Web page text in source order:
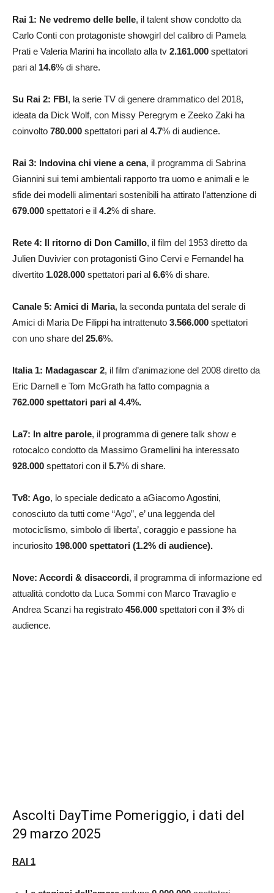
Rai 1: Ne vedremo delle belle, il talent show condotto da
Carlo Conti con protagoniste showgirl del calibro di Pamela
Prati e Valeria Marini ha incollato alla tv 2.161.000 spettatori
pari al 14.6% di share.
Su Rai 2: FBI, la serie TV di genere drammatico del 2018,
ideata da Dick Wolf, con Missy Peregrym e Zeeko Zaki ha
coinvolto 780.000 spettatori pari al 4.7% di audience.
Rai 3: Indovina chi viene a cena, il programma di Sabrina
Giannini sui temi ambientali rapporto tra uomo e animali e le
sfide dei modelli alimentari sostenibili ha attirato l’attenzione di
679.000 spettatori e il 4.2% di share.
Rete 4: Il ritorno di Don Camillo, il film del 1953 diretto da
Julien Duvivier con protagonisti Gino Cervi e Fernandel ha
divertito 1.028.000 spettatori pari al 6.6% di share.
Canale 5: Amici di Maria, la seconda puntata del serale di
Amici di Maria De Filippi ha intrattenuto 3.566.000 spettatori
con uno share del 25.6%.
Italia 1: Madagascar 2, il film d’animazione del 2008 diretto da
Eric Darnell e Tom McGrath ha fatto compagnia a
762.000 spettatori pari al 4.4%.
La7: In altre parole, il programma di genere talk show e
rotocalco condotto da Massimo Gramellini ha interessato
928.000 spettatori con il 5.7% di share.
Tv8: Ago, lo speciale dedicato a aGiacomo Agostini,
conosciuto da tutti come “Ago”, e’ una leggenda del
motociclismo, simbolo di liberta’, coraggio e passione ha
incuriosito 198.000 spettatori (1.2% di audience).
Nove: Accordi & disaccordi, il programma di informazione ed
attualità condotto da Luca Sommi con Marco Travaglio e
Andrea Scanzi ha registrato 456.000 spettatori con il 3% di
audience.
Ascolti DayTime Pomeriggio, i dati del
29 marzo 2025
RAI 1